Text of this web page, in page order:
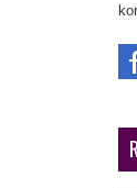
Papuan Artisans
Presenter TVRI
Pencarian Hari